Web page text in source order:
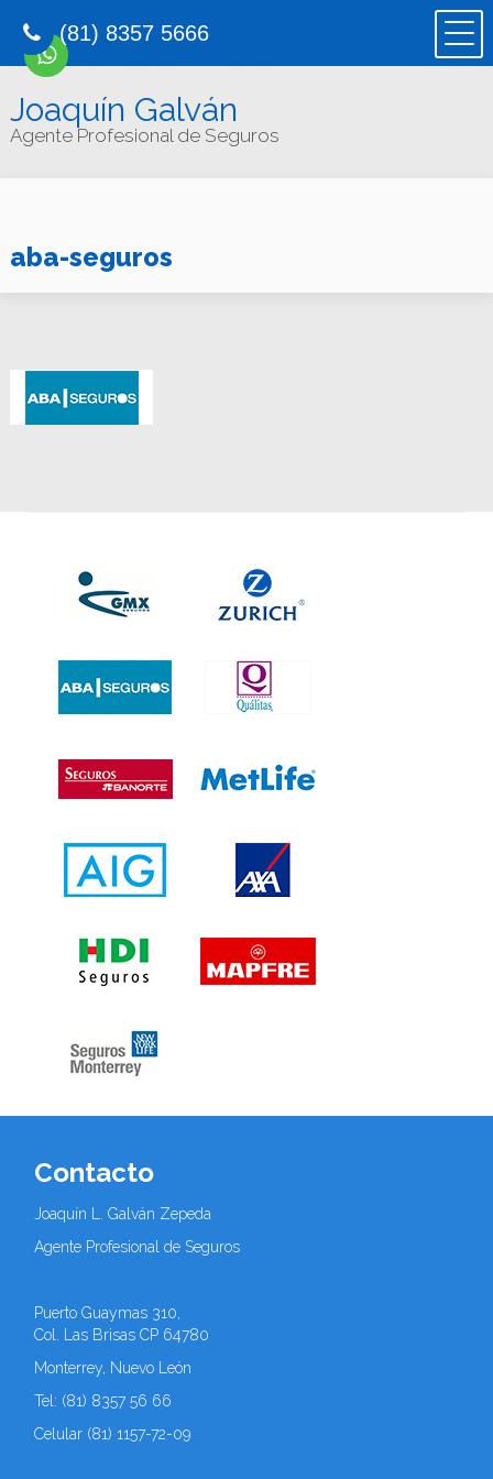
Joaquín Galván
Agente Profesional de Seguros
(81) 8357 5666
aba-seguros
Contacto
Joaquín L. Galván Zepeda
Agente Profesional de Seguros
Puerto Guaymas 310,
Col.
Las Brisas CP 64780
Monterrey, Nuevo León
Tel: (81) 8357 56 66
Celular (81) 1157-72-09